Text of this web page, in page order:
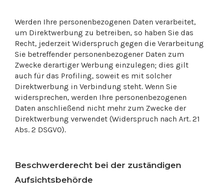
Werden Ihre personenbezogenen Daten verarbeitet,
um Direktwerbung zu betreiben, so haben Sie das
Recht, jederzeit Widerspruch gegen die Verarbeitung
Sie betreffender personenbezogener Daten zum
Zwecke derartiger Werbung einzulegen; dies gilt
auch für das Profiling, soweit es mit solcher
Direktwerbung in Verbindung steht. Wenn Sie
widersprechen, werden Ihre personenbezogenen
Daten anschließend nicht mehr zum Zwecke der
Direktwerbung verwendet (Widerspruch nach Art. 21
Abs. 2 DSGVO).
Beschwerderecht bei der zuständigen
Aufsichtsbehörde